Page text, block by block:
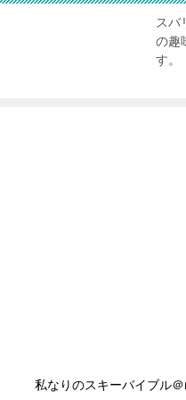
スバ
の趣
す。
私なりのスキーバイブル